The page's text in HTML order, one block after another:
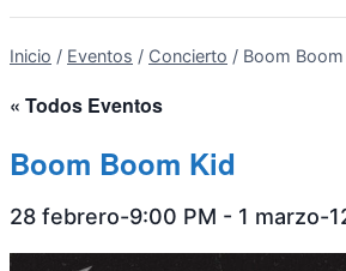
Inicio / Eventos / Concierto / Boom Boom
« Todos Eventos
Boom Boom Kid
28 febrero-9:00 PM - 1 marzo-